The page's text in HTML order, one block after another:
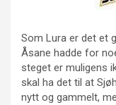
Som Lura er det et
Åsane hadde for
steget er muligens
skal ha det til at
nytt og gammelt,